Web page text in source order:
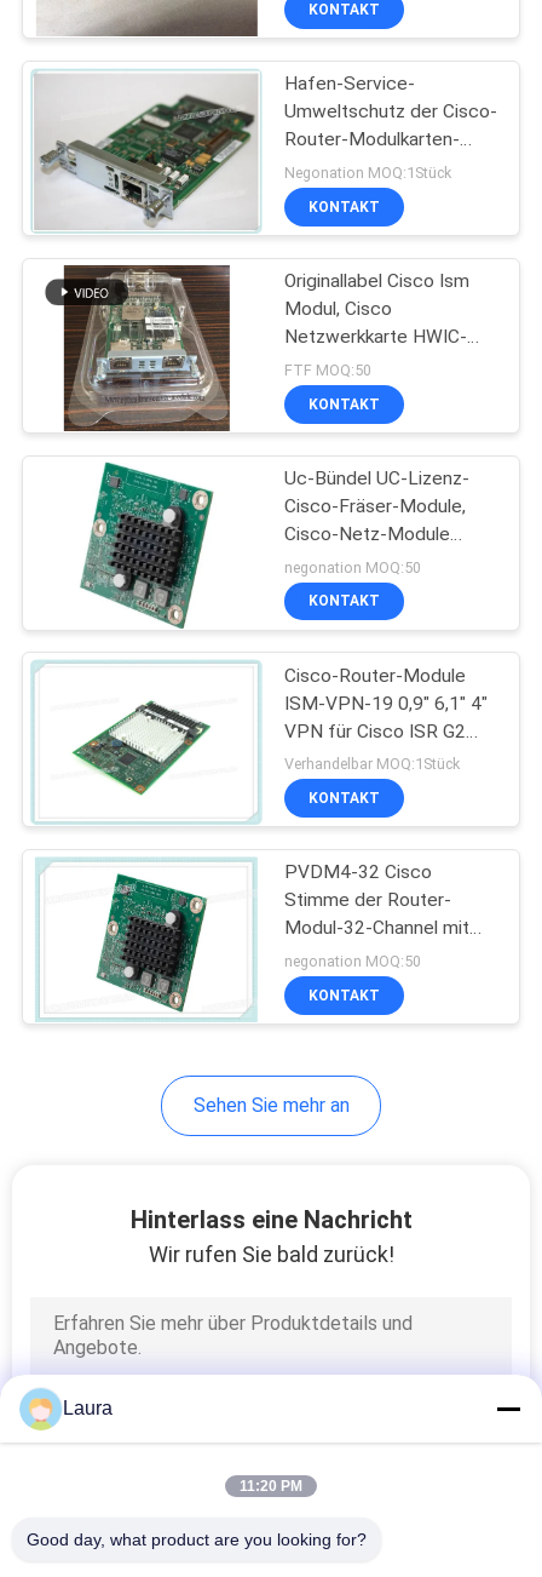
KONTAKT
Hafen-Service-
Umweltschutz der Cisco-
Router-Modulkarten-
VWIC2-1MFT-T1E1 1
Negonation MOQ:1Stück
KONTAKT
Originallabel Cisco Ism
Modul, Cisco
Netzwerkkarte HWIC-
2CE1T1-PRI sind
Routerblätter für die
Cisco Integrated
Generation 2 (ISR G2)
FTF MOQ:50
KONTAKT
Uc-Bündel UC-Lizenz-
Cisco-Fräser-Module,
Cisco-Netz-Module
PVDM4-32
negonation MOQ:50
KONTAKT
Cisco-Router-Module
ISM-VPN-19 0,9" 6,1" 4"
VPN für Cisco ISR G2
3DES AES SUITE-B
Verhandelbar MOQ:1Stück
KONTAKT
PVDM4-32 Cisco
Stimme der Router-
Modul-32-Channel mit
hoher Dichte und Video-
DSP-Modul
negonation MOQ:50
KONTAKT
Sehen Sie mehr an
Hinterlass eine Nachricht
Wir rufen Sie bald zurück!
Laura
11:20 PM
Good day, what product are you looking for?